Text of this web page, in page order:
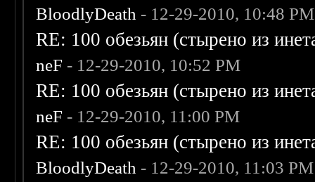
BloodlyDeath - 12-29-2010, 10:48 PM
RE: 100 обезьян (стырено из
neF - 12-29-2010, 10:52 PM
RE: 100 обезьян (стырено из
neF - 12-29-2010, 11:00 PM
RE: 100 обезьян (стырено из
BloodlyDeath - 12-29-2010, 11:03 PM